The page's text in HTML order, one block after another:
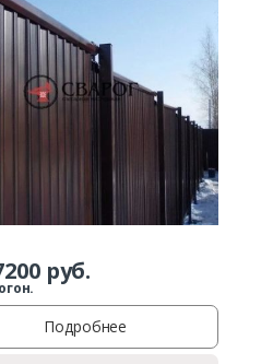
руб.
Подробнее